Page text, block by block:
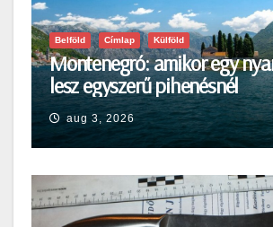
Belföld Címlap Külföld
Montenegró: amikor egy
lesz egyszerű pihenésnél
aug 3, 2026